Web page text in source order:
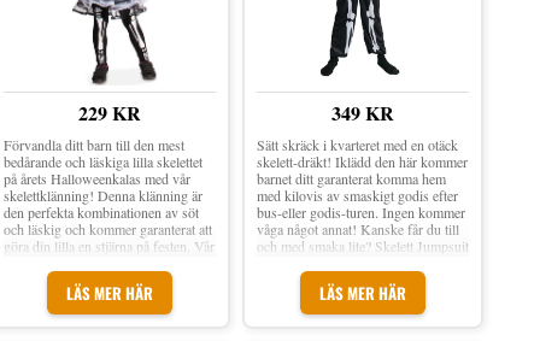
229 KR
LÄS MER HÄR
Förvandla ditt barn till den mest
bedårande och läskiga lilla skelettet
på årets Halloweenkalas med vår
skelettklänning! Denna klänning är
den perfekta kombinationen av söt
och läskig och kommer garanterat att
göra din lilla en stjärna på festen. Vår
med detaljer som ger ditt barn en
realistisk skelettlook. Barnstorlek
349 KR
LÄS MER HÄR
Sätt skräck i kvarteret med en otäck
skelett-dräkt! Iklädd den här kommer
barnet ditt garanterat komma hem
med kilovis av smaskigt godis efter
bus-eller godis-turen. Ingen kommer
våga något annat! Kanske får du till
och med smaka lite? Skelett Jumpsuit
barnet ditt till ett vandrande skelett på
nolltid! Dräkten inkluderar en svart
jumpsuit med skelettmotiv – allt som